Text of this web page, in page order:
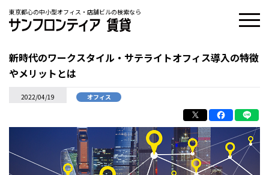
東京都心の中小型オフィス・店舗ビルの検索なら
新時代のワークスタイル・サテライトオフィス導入の特徴
やメリットとは
2022/04/19 オフィス